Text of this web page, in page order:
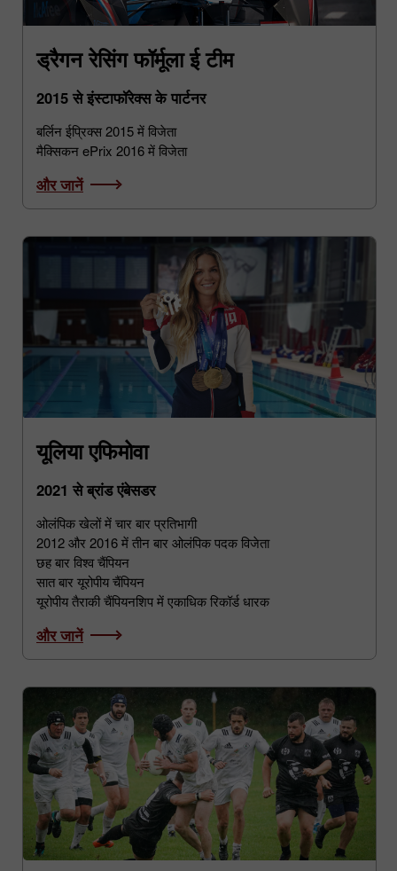
ड्रैगन रेसिंग फॉर्मूला ई टीम
2015 से इंस्टाफॉरेक्स के पार्टनर
बर्लिन ईप्रिक्स 2015 में विजेता
मैक्सिकन ePrix 2016 में विजेता
और जानें
यूलिया एफिमोवा
2021 से ब्रांड एंबेसडर
ओलंपिक खेलों में चार बार प्रतिभागी
2012 और 2016 में तीन बार ओलंपिक पदक विजेता
छह बार विश्व चैंपियन
सात बार यूरोपीय चैंपियन
यूरोपीय तैराकी चैंपियनशिप में एकाधिक रिकॉर्ड धारक
और जानें